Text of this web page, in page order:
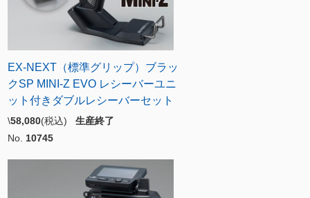
EX-NEXT（標準グリップ）ブラッ
クSP MINI-Z EVO レシーバーユニ
ット付きダブルレシーバーセット
\58,080(税込) 生産終了
No. 10745